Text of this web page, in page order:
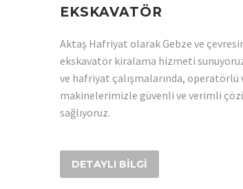
EKSKAVATÖR
Aktaş Hafriyat olarak Gebze ve
ekskavatör kiralama hizmeti
ve hafriyat çalışmalarında, operatörlü
makinelerimizle güvenli ve verimli
sağlıyoruz.
DETAYLI BILGI